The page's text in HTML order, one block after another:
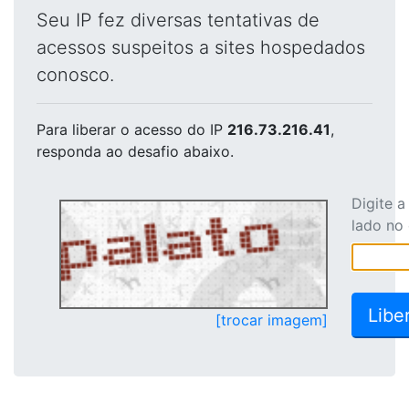
Seu IP fez diversas tentativas de
acessos suspeitos a sites hospedados
conosco.
Para liberar o acesso do IP 216.73.216.41,
responda ao desafio abaixo.
[trocar imagem]
Digite
lado no